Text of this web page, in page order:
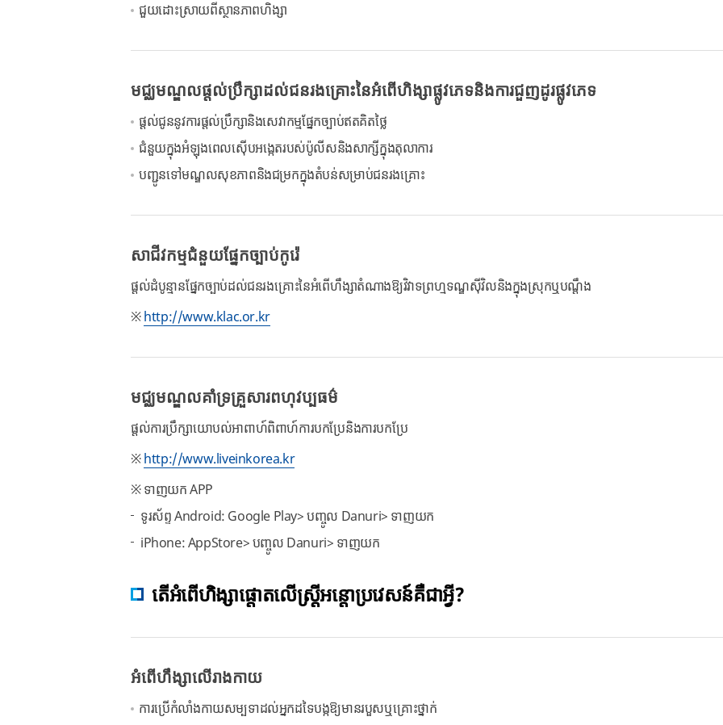
ជួយដោះស្រាយពីស្ថានភាពហិង្សា
មជ្ឈមណ្ឌលផ្តល់ប្រឹក្សាដល់ជនរងគ្រោះនៃអំពើហិង្សាផ្លូវភេទនិងការជួញដូរផ្លូវភេទ
ផ្តល់ជូននូវការផ្តល់ប្រឹក្សានិងសេវាកម្មផ្នែកច្បាប់ឥតគិតថ្លៃ
ជំនួយក្នុងអំឡុងពេលស៊ើបអង្កេតរបស់ប៉ូលីសនិងសាក្សីក្នុងតុលាការ
បញ្ជូនទៅមណ្ឌលសុខភាពនិងជម្រកក្នុងតំបន់សម្រាប់ជនរងគ្រោះ
សាជីវកម្មជំនួយផ្នែកច្បាប់កូរ៉េ
ផ្តល់ដំបូន្មានផ្នែកច្បាប់ដល់ជនរងគ្រោះនៃអំពើហឹង្សាតំណាងឱ្យវិវាទព្រហ្មទណ្ឌស៊ីវិលនិងក្នុងស្រុកឬបណ្តឹង
※http://www.klac.or.kr
មជ្ឈមណ្ឌលគាំទ្រគ្រួសារពហុវប្បធម៌
ផ្តល់ការប្រឹក្សាយោបល់អាពាហ៍ពិពាហ៍ការបកប្រែនិងការបកប្រែ
※http://www.liveinkorea.kr
※ ទាញយក APP
ទូរស័ព្ទ Android: Google Play> បញ្ចូល Danuri> ទាញយក
iPhone: AppStore> បញ្ចូល Danuri> ទាញយក
តើអំពើហិង្សាផ្តោតលើស្ត្រីអន្តោប្រវេសន៍គឺជាអ្វី?
អំពើហឹង្សាលើរាងកាយ
ការប្រើកំលាំងកាយសម្បទាដល់អ្នកដទៃបង្កឱ្យមានរបួសឬគ្រោះថ្នាក់